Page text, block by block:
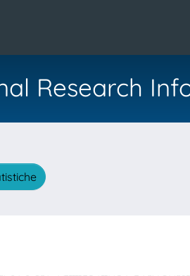
Research